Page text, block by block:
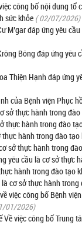
công bố nội dung tổ
sức khỏe ( 02/07/2026)
M’gar đáp ứng yêu
Bông đáp ứng
Thiện Hạnh đáp ứng
của Bệnh viện Phục
sở thực hành trong
thực hành trong đào
hành trong đào
sở thực hành trong
yêu cầu là cơ sở thực
hành trong đào tạo
cơ sở thực hành
việc công bố Bệnh
01/2026)
việc công bố Trung